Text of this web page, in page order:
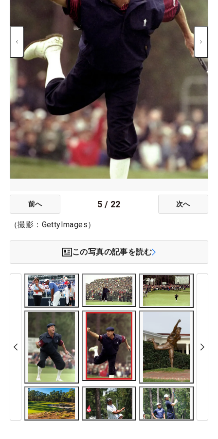
前へ 5 / 22 次へ
（撮影：GettyImages）
この写真の記事を読む